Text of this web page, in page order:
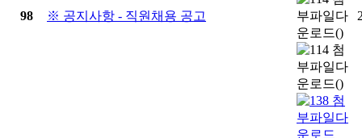
98 ※ 공지사항 - 직원채용 공고